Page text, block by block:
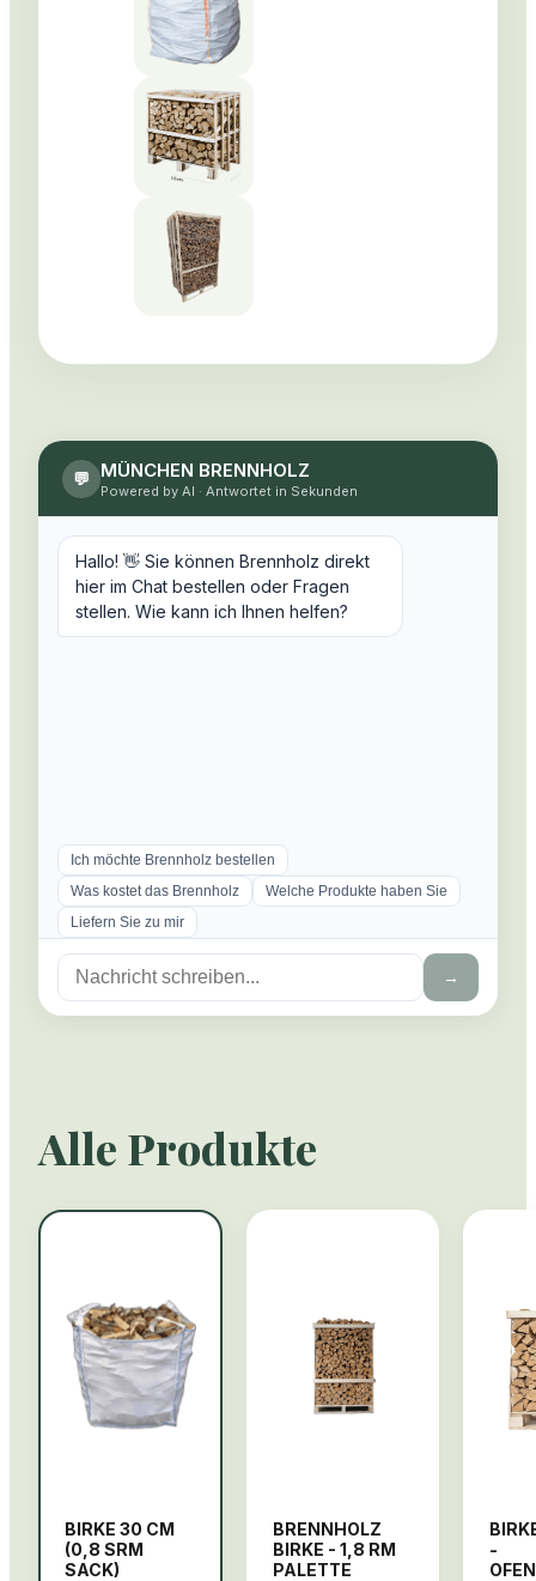
💬 MÜNCHEN BRENNHOLZ
Powered by AI · Antwortet in Sekunden
Hallo! 👋 Sie können Brennholz direkt
hier im Chat bestellen oder Fragen
stellen. Wie kann ich Ihnen helfen?
Ich möchte Brennholz bestellen
Was kostet das Brennholz
Welche Produkte haben Sie
Liefern Sie zu mir
→
Alle Produkte
BIRKE 30 CM
(0,8 SRM
SACK)
BRENNHOLZ
BIRKE - 1,8 RM
PALETTE
-